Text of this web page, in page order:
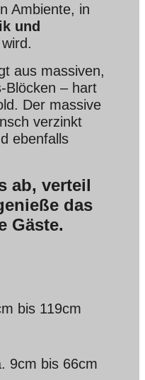
Ambiente, in
und
aus massiven,
Blöcken – hart
Der massive
verzinkt
ebenfalls
ab, verteil
das
Gäste.
bis 119cm
9cm bis 66cm